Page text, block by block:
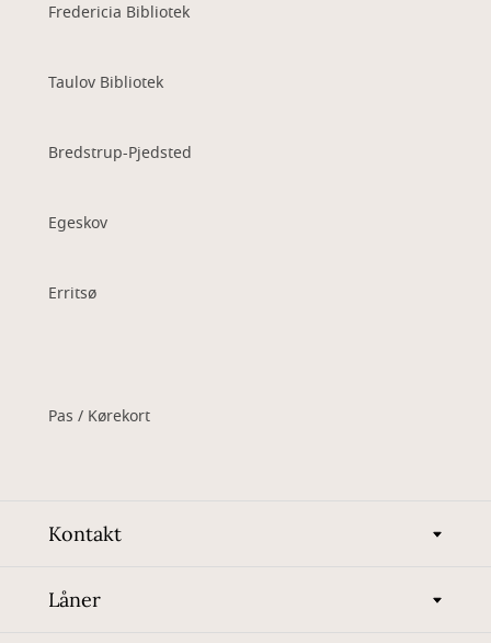
Fredericia Bibliotek
Taulov Bibliotek
Bredstrup-Pjedsted
Egeskov
Erritsø
Pas / Kørekort
Kontakt
Låner